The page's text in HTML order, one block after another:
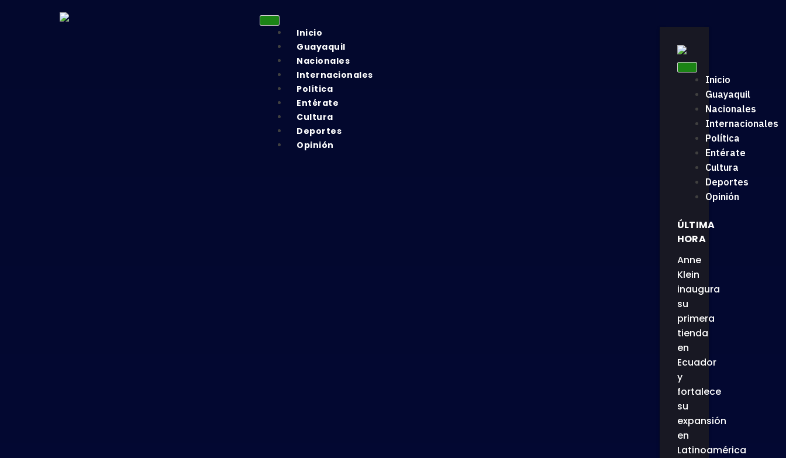
Inicio
Guayaquil
Nacionales
Internacionales
Política
Entérate
Cultura
Deportes
Opinión
Inicio
Guayaquil
Nacionales
Internacionales
Política
Entérate
Cultura
Deportes
Opinión
ÚLTIMA
HORA
Anne
Klein
inaugura
su
primera
tienda
en
Ecuador
y
fortalece
su
expansión
en
Latinoamérica